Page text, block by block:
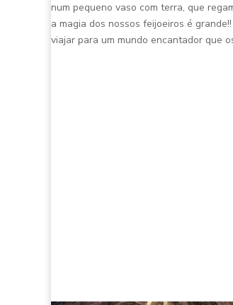
num pequeno vaso com terra, que
a magia dos nossos feijoeiros é
viajar para um mundo encantador que